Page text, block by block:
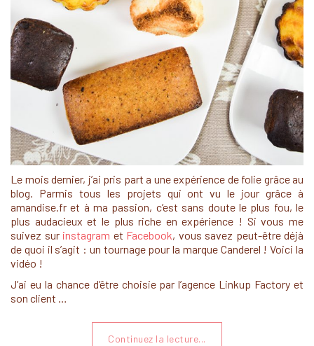
Le mois dernier, j’ai pris part a une expérience de folie grâce au
blog. Parmis tous les projets qui ont vu le jour grâce à
amandise.fr et à ma passion, c’est sans doute le plus fou, le
plus audacieux et le plus riche en expérience ! Si vous me
suivez sur instagram et Facebook, vous savez peut-être déjà
de quoi il s’agit : un tournage pour la marque Canderel ! Voici la
vidéo !
J’ai eu la chance d’être choisie par l’agence Linkup Factory et
son client …
Continuez la lecture...